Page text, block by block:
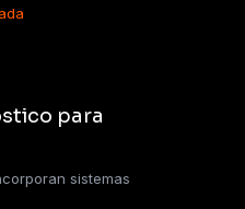
para
sistemas